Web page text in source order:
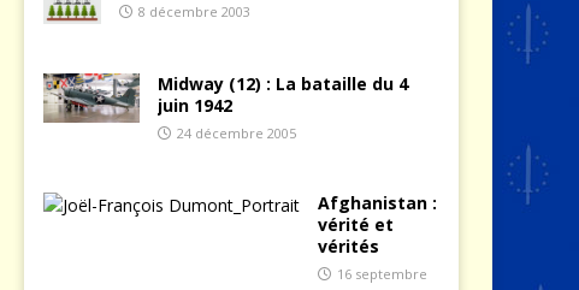
8 décembre 2003
Midway (12) : La bataille du 4
juin 1942
24 décembre 2005
Afghanistan :
vérité et
vérités
16 septembre